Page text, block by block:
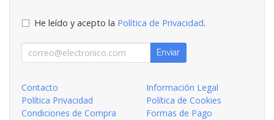
He leído y acepto la Política de Privacidad.
Enviar
Contacto
Información Legal
Política Privacidad
Política de Cookies
Condiciones de Compra
Formas de Pago